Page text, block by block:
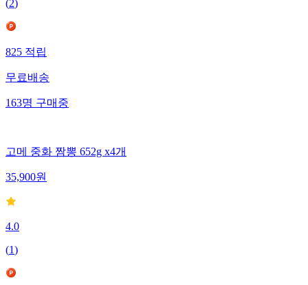
(2)
825적립
무료배송
163명구매중
고메 중화 짬뽕 652g x4개
35,900원
4.0
(1)